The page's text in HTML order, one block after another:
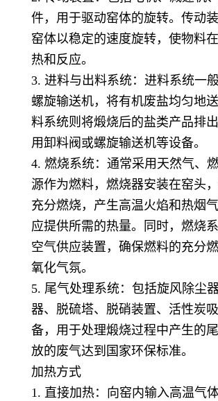
件，用于驱动窑体的旋转。传动
窑体以稳定的速度旋转，使物料
热和反应。
3. 进料与出料系统：进料系统一
螺旋输送机，将有机废盐均匀地
料系统则将煅烧后的盐类产品排
用卸料阀或螺旋输送机等设备。
4. 燃烧系统：通常采用天然气、
源作为燃料，燃烧器安装在窑头
充分燃烧，产生高温火焰和热烟
应提供所需的热量。同时，燃烧
空气供应装置，确保燃料的充分
氧化气氛。
5. 尾气处理系统：包括旋风除尘
器、脱硫塔、脱硝装置、活性炭
备，用于处理煅烧过程中产生的
放的废气达到国家环保标准。
加热方式
1. 直接加热：向窑内输入高温气